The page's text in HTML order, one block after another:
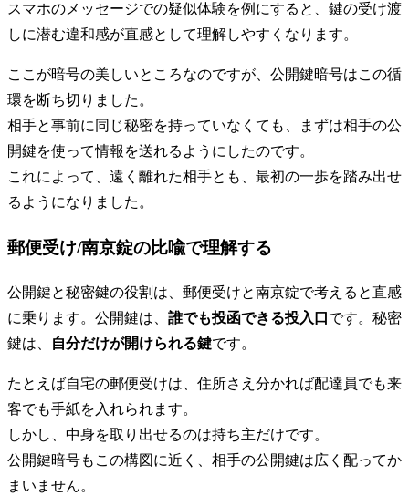
スマホのメッセージでの疑似体験を例にすると、鍵の受け渡
しに潜む違和感が直感として理解しやすくなります。
ここが暗号の美しいところなのですが、公開鍵暗号はこの循
環を断ち切りました。
相手と事前に同じ秘密を持っていなくても、まずは相手の公
開鍵を使って情報を送れるようにしたのです。
これによって、遠く離れた相手とも、最初の一歩を踏み出せ
るようになりました。
郵便受け/南京錠の比喩で理解する
公開鍵と秘密鍵の役割は、郵便受けと南京錠で考えると直感
に乗ります。公開鍵は、 誰でも投函できる投入口 です。秘密
鍵は、
自分だけが開けられる鍵です。
たとえば自宅の郵便受けは、住所さえ分かれば配達員でも来
客でも手紙を入れられます。
しかし、中身を取り出せるのは持ち主だけです。
公開鍵暗号もこの構図に近く、相手の公開鍵は広く配ってか
まいません。